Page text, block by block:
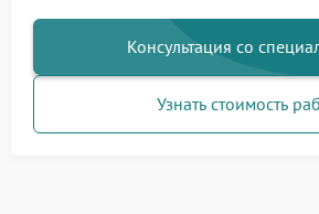
Консультация со
Узнать стоимость